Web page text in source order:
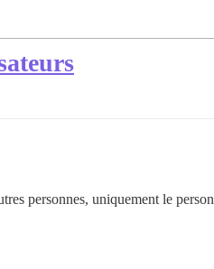
personnes, uniquement le